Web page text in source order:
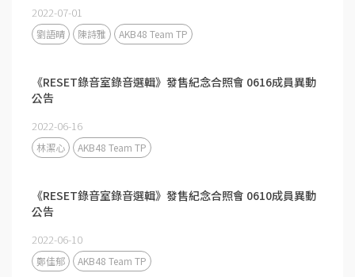
2022-07-01
劉語晴 陳詩雅 AKB48 Team TP
《RESET錄音室錄音選輯》發售紀念合照會 0616成員異動
公告
2022-06-16
林潔心 AKB48 Team TP
《RESET錄音室錄音選輯》發售紀念合照會 0610成員異動
公告
2022-06-10
鄭佳郁 AKB48 Team TP